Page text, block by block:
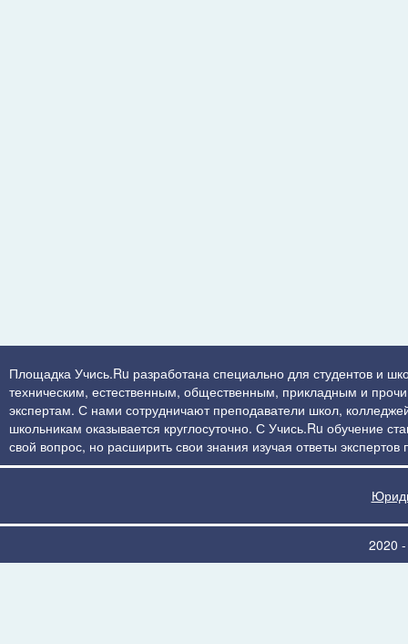
Площадка Учись.Ru разработана специально для студентов и
техническим, естественным, общественным, прикладным и
экспертам. С нами сотрудничают преподаватели школ,
школьникам оказывается круглосуточно. С Учись.Ru обучение
свой вопрос, но расширить свои знания изучая ответы
2020